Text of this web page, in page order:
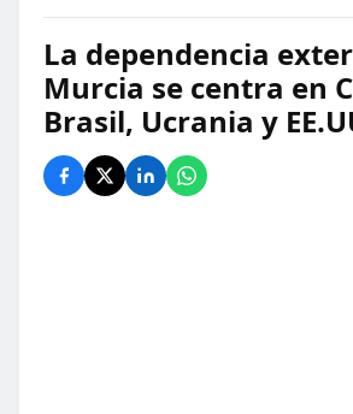
La dependencia
Murcia se centra en
Brasil, Ucrania y